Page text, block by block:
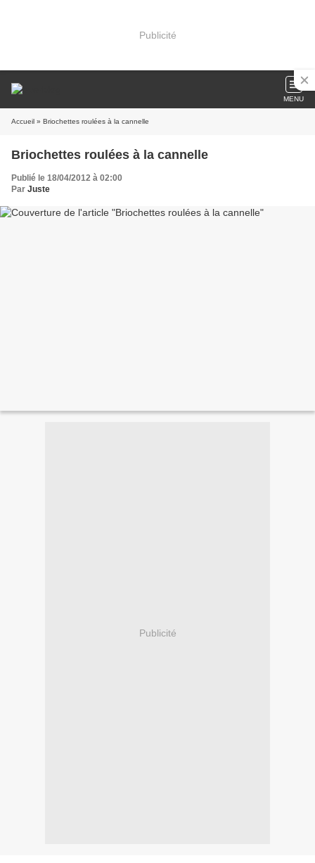
Publicité
MENU
Accueil » Briochettes roulées à la cannelle
Briochettes roulées à la cannelle
Publié le 18/04/2012 à 02:00
Par Juste
Publicité